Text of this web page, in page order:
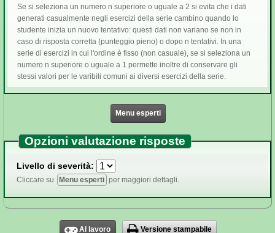
Se si seleziona un numero n superiore o uguale a 2 si evita che i dati
generati casualmente negli esercizi della serie cambino quando lo
studente inizia un nuovo tentativo: questi dati non variano se non in
caso di risposta corretta (punteggio pieno) o dopo n tentativi. In una
serie di esercizi in cui l'ordine è fisso (non casuale), se si seleziona un
numero n superiore o uguale a 1 permette inoltre di conservare gli
stessi valori per le varibili comuni ai diversi esercizi della serie.
Menu esperti
Opzioni valutazione risposte
Livello di severità:
Cliccare su Menu esperti per maggiori dettagli.
Al lavoro Versione stampabile